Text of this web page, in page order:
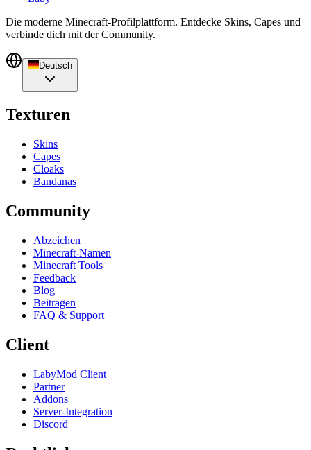
Die moderne Minecraft-Profilplattform. Entdecke Skins, Capes und
verbinde dich mit der Community.
Deutsch
Texturen
Skins
Capes
Cloaks
Bandanas
Community
Abzeichen
Minecraft-Namen
Minecraft Tools
Feedback
Blog
Beitragen
FAQ & Support
Client
LabyMod Client
Partner
Addons
Server-Integration
Discord